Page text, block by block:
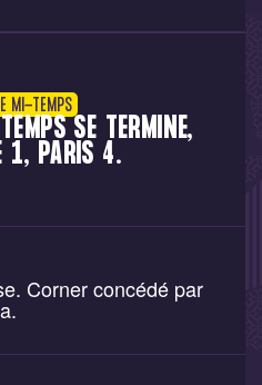
MI-TEMPS
SE TERMINE,
1, PARIS 4.
Corner concédé par